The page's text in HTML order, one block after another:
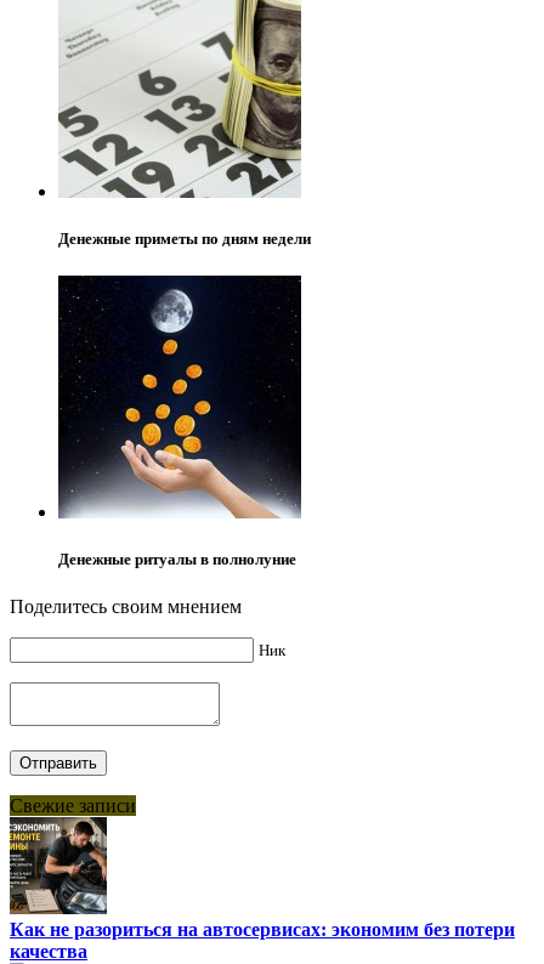
Денежные приметы по дням недели
Денежные ритуалы в полнолуние
Поделитесь своим мнением
Ник
Свежие записи
Как не разориться на автосервисах: экономим без потери
качества